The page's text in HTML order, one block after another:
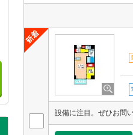
設備に注目。ぜひお問